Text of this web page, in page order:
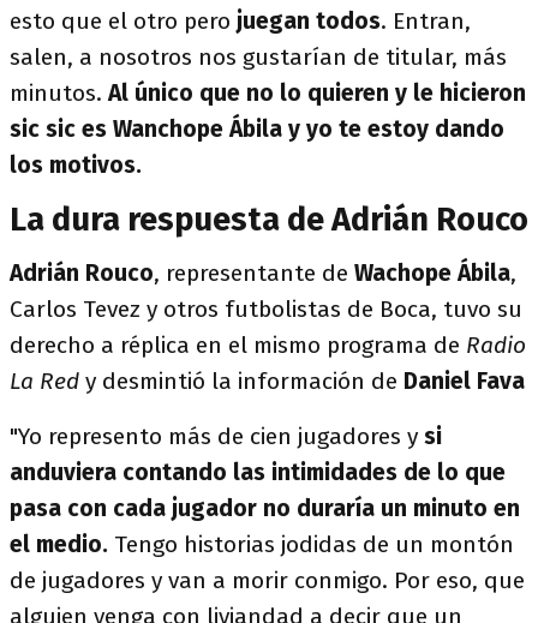
esto que el otro pero juegan todos. Entran,
salen, a nosotros nos gustarían de titular, más
minutos. Al único que no lo quieren y le hicieron
sic sic es Wanchope Ábila y yo te estoy dando
los motivos.
La dura respuesta de Adrián Rouco
Adrián Rouco, representante de Wachope Ábila,
Carlos Tevez y otros futbolistas de Boca, tuvo su
derecho a réplica en el mismo programa de Radio
La Red y desmintió la información de Daniel Fava
"Yo represento más de cien jugadores y si
anduviera contando las intimidades de lo que
pasa con cada jugador no duraría un minuto en
el medio. Tengo historias jodidas de un montón
de jugadores y van a morir conmigo. Por eso, que
alguien venga con liviandad a decir que un